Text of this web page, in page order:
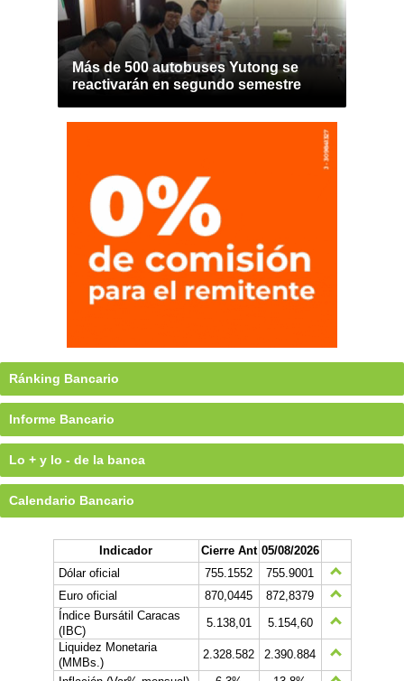
Más de 500 autobuses Yutong se
reactivarán en segundo semestre
Ránking Bancario
Informe Bancario
Lo + y lo - de la banca
Calendario Bancario
Indicador Cierre Ant 05/08/2026
Dólar oficial
755.1552
755.9001
Euro oficial
870,0445
872,8379
Índice Bursátil Caracas
(IBC)
5.138,01
5.154,60
Liquidez Monetaria
(MMBs.)
2.328.582
2.390.884